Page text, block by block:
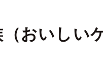
おいしい